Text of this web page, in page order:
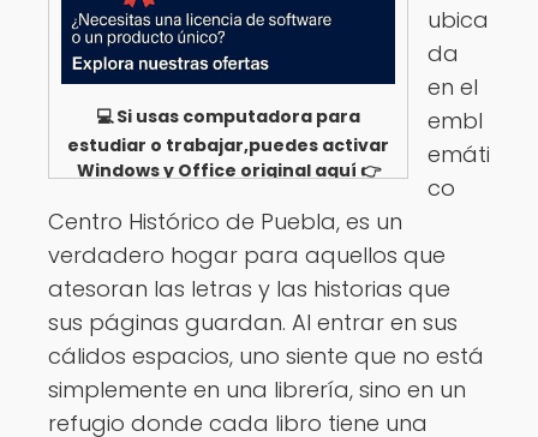
💻 Si usas computadora para
estudiar o trabajar,puedes activar
Windows y Office original aquí 👉
ubica
da
en el
embl
emáti
co
Centro Histórico de Puebla, es un
verdadero hogar para aquellos que
atesoran las letras y las historias que
sus páginas guardan. Al entrar en sus
cálidos espacios, uno siente que no está
simplemente en una librería, sino en un
refugio donde cada libro tiene una